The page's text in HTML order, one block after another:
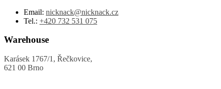
Email: nicknack@nicknack.cz
Tel.: +420 732 531 075
Warehouse
Karásek 1767/1, Řečkovice,
621 00 Brno